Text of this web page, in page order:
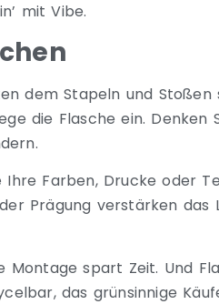
mit Vibe.
dem Stapeln und Stoßen
die Flasche ein. Denken
Farben, Drucke oder
Prägung verstärken das
Montage spart Zeit. Und
das grünsinnige